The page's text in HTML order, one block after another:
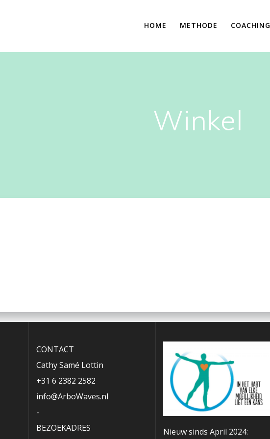
HOME METHODE COACHING
Winkel
CONTACT
Cathy Samé Lottin
+31 6 2382 2582
info@ArboWaves.nl
-
BEZOEKADRES
Nieuw sinds April 2024: